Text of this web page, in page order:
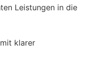
Leistungen in die
klarer